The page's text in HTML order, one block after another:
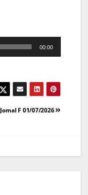
00:00
Jornal F 01/07/2026